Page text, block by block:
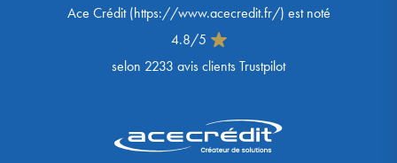
Ace Crédit(https://www.acecredit.fr/) est noté
4.8/5
selon 2233 avis clients Trustpilot